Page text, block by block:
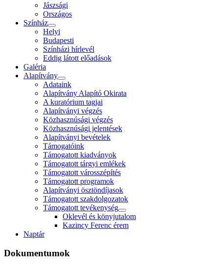
Jászsági
Országos
Színház
Helyi
Budapesti
Színházi hírlevél
Eddig látott előadások
Galéria
Alapítvány
Adataink
Alapítvány Alapító Okirata
A kuratórium tagjai
Alapítványi végzés
Közhasznúsági végzés
Közhasznúsági jelentések
Alapítványi bevételek
Támogatóink
Támogatott kiadványok
Támogatott tárgyi emlékek
Támogatott városszépítés
Támogatott programok
Alapítványi ösztöndíjasok
Támogatott szakdolgozatok
Támogatott tevékenység
Oklevél és könyjutalom
Kazincy Ferenc érem
Naptár
Dokumentumok